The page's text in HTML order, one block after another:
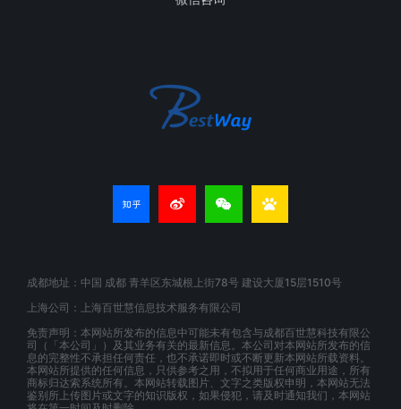
成都地址：中国 成都 青羊区东城根上街78号 建设大厦15层1510号
上海公司：上海百世慧信息技术服务有限公司
免责声明：本网站所发布的信息中可能未有包含与成都百世慧科技有限公
司（「本公司」）及其业务有关的最新信息。本公司对本网站所发布的信
息的完整性不承担任何责任，也不承诺即时或不断更新本网站所载资料。
本网站所提供的任何信息，只供参考之用，不拟用于任何商业用途，所有
商标归达索系统所有。本网站转载图片、文字之类版权申明，本网站无法
鉴别所上传图片或文字的知识版权，如果侵犯，请及时通知我们，本网站